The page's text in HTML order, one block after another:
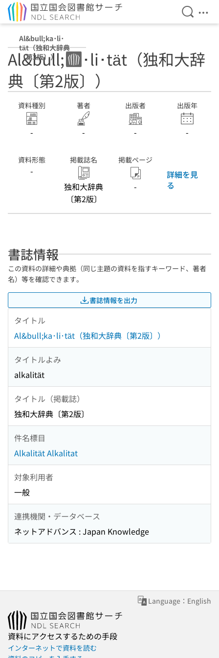
検索を
メ
Al&bull;ka･li･
tät（独和大辞典
〔第2版〕）
Al&bull;ka･li･tät（独和大辞
典〔第2版〕）
資料種別
-
著者
-
出版者
-
出版年
-
資料形態
-
掲載誌名
独和大辞典
〔第2版〕
掲載ページ
-
詳細を見
る
書誌情報
この資料の詳細や典拠（同じ主題の資料を指すキーワード、著者
名）等を確認できます。
書誌情報を出力
タイトル
Al&bull;ka･li･tät（独和大辞典〔第2版〕）
タイトルよみ
alkalität
タイトル（掲載誌）
独和大辞典〔第2版〕
件名標目
Alkalität Alkalitat
対象利用者
一般
連携機関・データベース
ネットアドバンス : Japan Knowledge
Language：English
資料にアクセスするための手段
インターネットで資料を読む